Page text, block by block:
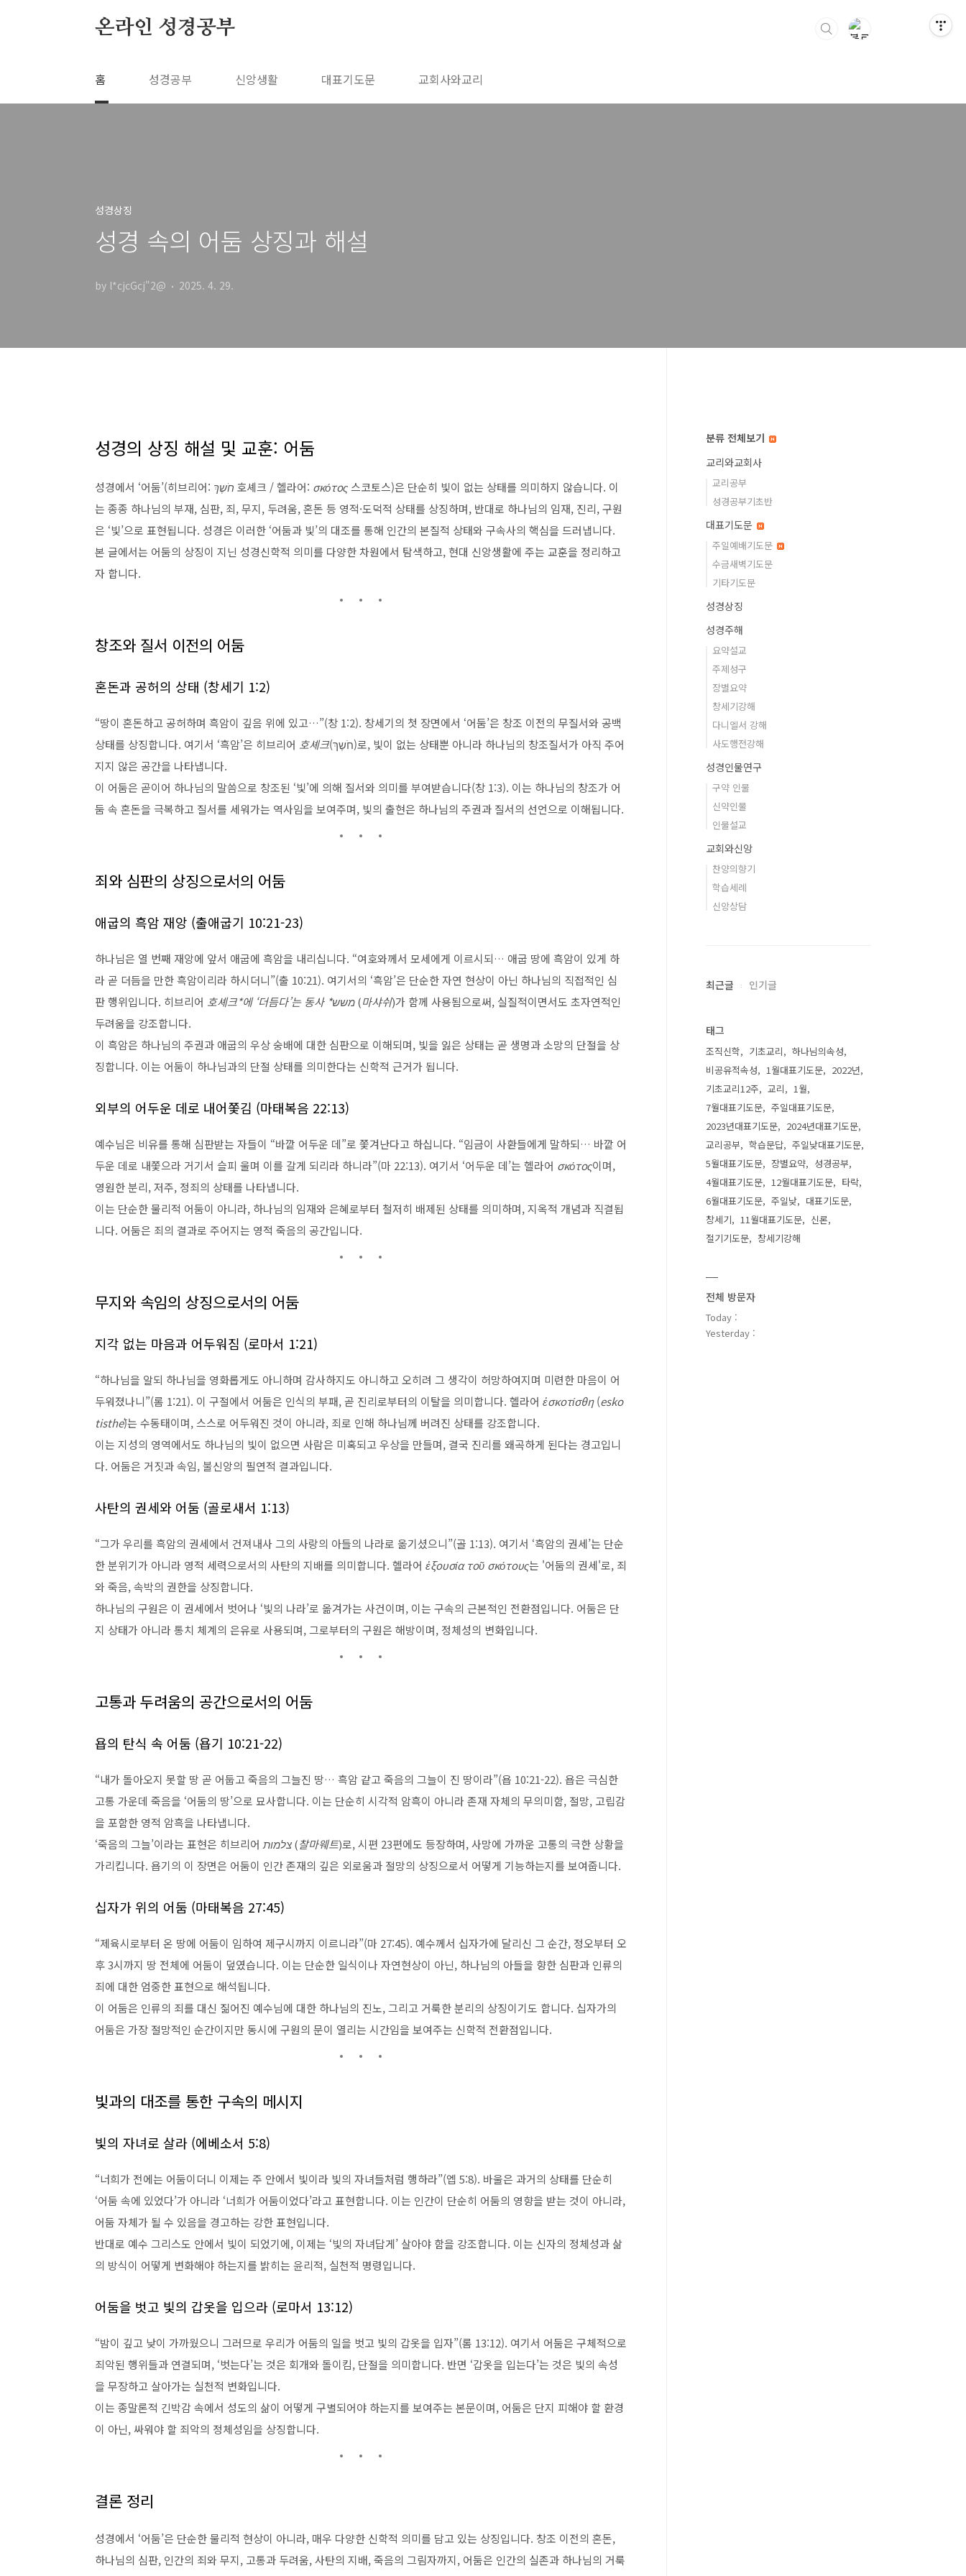
온라인 성경공부
홈 성경공부 신앙생활 대표기도문 교회사와교리
성경상징
성경 속의 어둠 상징과 해설
by l*cjcGcj"2@ 2025. 4. 29.
성경의 상징 해설 및 교훈: 어둠
성경에서 ‘어둠’(히브리어: חֹשֶךְ 호셰크 / 헬라어: σκότος스코토스)은 단순히 빛이 없는 상태를 의미하지 않습니다. 이
는 종종 하나님의 부재, 심판, 죄, 무지, 두려움, 혼돈 등 영적·도덕적 상태를 상징하며, 반대로 하나님의 임재, 진리, 구원
은 ‘빛’으로 표현됩니다. 성경은 이러한 ‘어둠과 빛’의 대조를 통해 인간의 본질적 상태와 구속사의 핵심을 드러냅니다.
본 글에서는 어둠의 상징이 지닌 성경신학적 의미를 다양한 차원에서 탐색하고, 현대 신앙생활에 주는 교훈을 정리하고
자 합니다.
창조와 질서 이전의 어둠
혼돈과 공허의 상태 (창세기 1:2)
“땅이 혼돈하고 공허하며 흑암이 깊음 위에 있고…”(창 1:2). 창세기의 첫 장면에서 ‘어둠’은 창조 이전의 무질서와 공백
상태를 상징합니다. 여기서 ‘흑암’은 히브리어 호셰크(חֹשֶךְ)로, 빛이 없는 상태뿐 아니라 하나님의 창조질서가 아직 주어
지지 않은 공간을 나타냅니다.
이 어둠은 곧이어 하나님의 말씀으로 창조된 ‘빛’에 의해 질서와 의미를 부여받습니다(창 1:3). 이는 하나님의 창조가 어
둠 속 혼돈을 극복하고 질서를 세워가는 역사임을 보여주며, 빛의 출현은 하나님의 주권과 질서의 선언으로 이해됩니다.
죄와 심판의 상징으로서의 어둠
애굽의 흑암 재앙 (출애굽기 10:21-23)
하나님은 열 번째 재앙에 앞서 애굽에 흑암을 내리십니다. “여호와께서 모세에게 이르시되… 애굽 땅에 흑암이 있게 하
라 곧 더듬을 만한 흑암이리라 하시더니”(출 10:21). 여기서의 ‘흑암’은 단순한 자연 현상이 아닌 하나님의 직접적인 심
판 행위입니다. 히브리어
호셰크*에 ‘더듬다’는 동사 *משש(마샤쉬)가 함께 사용됨으로써, 실질적이면서도 초자연적인
두려움을 강조합니다.
이 흑암은 하나님의 주권과 애굽의 우상 숭배에 대한 심판으로 이해되며, 빛을 잃은 상태는 곧 생명과 소망의 단절을 상
징합니다. 이는 어둠이 하나님과의 단절 상태를 의미한다는 신학적 근거가 됩니다.
외부의 어두운 데로 내어쫓김 (마태복음 22:13)
예수님은 비유를 통해 심판받는 자들이 “바깥 어두운 데”로 쫓겨난다고 하십니다. “임금이 사환들에게 말하되… 바깥 어
두운 데로 내쫓으라 거기서 슬피 울며 이를 갈게 되리라 하니라”(마 22:13). 여기서 ‘어두운 데’는 헬라어 σκότος이며,
영원한 분리, 저주, 정죄의 상태를 나타냅니다.
이는 단순한 물리적 어둠이 아니라, 하나님의 임재와 은혜로부터 철저히 배제된 상태를 의미하며, 지옥적 개념과 직결됩
니다. 어둠은 죄의 결과로 주어지는 영적 죽음의 공간입니다.
무지와 속임의 상징으로서의 어둠
지각 없는 마음과 어두워짐 (로마서 1:21)
“하나님을 알되 하나님을 영화롭게도 아니하며 감사하지도 아니하고 오히려 그 생각이 허망하여지며 미련한 마음이 어
두워졌나니”(롬 1:21). 이 구절에서 어둠은 인식의 부패, 곧 진리로부터의 이탈을 의미합니다. 헬라어 ἐσκοτίσθη(esko
tisthē)는 수동태이며, 스스로 어두워진 것이 아니라, 죄로 인해 하나님께 버려진 상태를 강조합니다.
이는 지성의 영역에서도 하나님의 빛이 없으면 사람은 미혹되고 우상을 만들며, 결국 진리를 왜곡하게 된다는 경고입니
다. 어둠은 거짓과 속임, 불신앙의 필연적 결과입니다.
사탄의 권세와 어둠 (골로새서 1:13)
“그가 우리를 흑암의 권세에서 건져내사 그의 사랑의 아들의 나라로 옮기셨으니”(골 1:13). 여기서 ‘흑암의 권세’는 단순
한 분위기가 아니라 영적 세력으로서의 사탄의 지배를 의미합니다. 헬라어 ἐξουσία τοῦ σκότους는 '어둠의 권세'로, 죄
와 죽음, 속박의 권한을 상징합니다.
하나님의 구원은 이 권세에서 벗어나 ‘빛의 나라’로 옮겨가는 사건이며, 이는 구속의 근본적인 전환점입니다. 어둠은 단
지 상태가 아니라 통치 체계의 은유로 사용되며, 그로부터의 구원은 해방이며, 정체성의 변화입니다.
고통과 두려움의 공간으로서의 어둠
욥의 탄식 속 어둠 (욥기 10:21-22)
“내가 돌아오지 못할 땅 곧 어둡고 죽음의 그늘진 땅… 흑암 같고 죽음의 그늘이 진 땅이라”(욥 10:21-22). 욥은 극심한
고통 가운데 죽음을 ‘어둠의 땅’으로 묘사합니다. 이는 단순히 시각적 암흑이 아니라 존재 자체의 무의미함, 절망, 고립감
을 포함한 영적 암흑을 나타냅니다.
‘죽음의 그늘’이라는 표현은 히브리어 צלמות(찰마웨트)로, 시편 23편에도 등장하며, 사망에 가까운 고통의 극한 상황을
가리킵니다. 욥기의 이 장면은 어둠이 인간 존재의 깊은 외로움과 절망의 상징으로서 어떻게 기능하는지를 보여줍니다.
십자가 위의 어둠 (마태복음 27:45)
“제육시로부터 온 땅에 어둠이 임하여 제구시까지 이르니라”(마 27:45). 예수께서 십자가에 달리신 그 순간, 정오부터 오
후 3시까지 땅 전체에 어둠이 덮였습니다. 이는 단순한 일식이나 자연현상이 아닌, 하나님의 아들을 향한 심판과 인류의
죄에 대한 엄중한 표현으로 해석됩니다.
이 어둠은 인류의 죄를 대신 짊어진 예수님에 대한 하나님의 진노, 그리고 거룩한 분리의 상징이기도 합니다. 십자가의
어둠은 가장 절망적인 순간이지만 동시에 구원의 문이 열리는 시간임을 보여주는 신학적 전환점입니다.
빛과의 대조를 통한 구속의 메시지
빛의 자녀로 살라 (에베소서 5:8)
“너희가 전에는 어둠이더니 이제는 주 안에서 빛이라 빛의 자녀들처럼 행하라”(엡 5:8). 바울은 과거의 상태를 단순히
‘어둠 속에 있었다’가 아니라 ‘너희가 어둠이었다’라고 표현합니다. 이는 인간이 단순히 어둠의 영향을 받는 것이 아니라,
어둠 자체가 될 수 있음을 경고하는 강한 표현입니다.
반대로 예수 그리스도 안에서 빛이 되었기에, 이제는 ‘빛의 자녀답게’ 살아야 함을 강조합니다. 이는 신자의 정체성과 삶
의 방식이 어떻게 변화해야 하는지를 밝히는 윤리적, 실천적 명령입니다.
어둠을 벗고 빛의 갑옷을 입으라 (로마서 13:12)
“밤이 깊고 낮이 가까웠으니 그러므로 우리가 어둠의 일을 벗고 빛의 갑옷을 입자”(롬 13:12). 여기서 어둠은 구체적으로
죄악된 행위들과 연결되며, ‘벗는다’는 것은 회개와 돌이킴, 단절을 의미합니다. 반면 ‘갑옷을 입는다’는 것은 빛의 속성
을 무장하고 살아가는 실천적 변화입니다.
이는 종말론적 긴박감 속에서 성도의 삶이 어떻게 구별되어야 하는지를 보여주는 본문이며, 어둠은 단지 피해야 할 환경
이 아닌, 싸워야 할 죄악의 정체성임을 상징합니다.
결론 정리
성경에서 ‘어둠’은 단순한 물리적 현상이 아니라, 매우 다양한 신학적 의미를 담고 있는 상징입니다. 창조 이전의 혼돈,
하나님의 심판, 인간의 죄와 무지, 고통과 두려움, 사탄의 지배, 죽음의 그림자까지, 어둠은 인간의 실존과 하나님의 거룩
분류 전체보기
교리와교회사
교리공부
성경공부기초반
대표기도문
주일예배기도문
수금새벽기도문
기타기도문
성경상징
성경주해
요약설교
주제성구
장별요약
창세기강해
다니엘서 강해
사도행전강해
성경인물연구
구약 인물
신약인물
인물설교
교회와신앙
찬양의향기
학습세례
신앙상담
최근글 인기글
태그
조직신학 기초교리
하나님의속성
비공유적속성
1월대표기도문
2022년
기초교리12주
교리
1월
7월대표기도문
주일대표기도문
2023년대표기도문
2024년대표기도문
교리공부
학습문답
주일낮대표기도문
5월대표기도문
장별요약
성경공부
4월대표기도문
12월대표기도문
타락
6월대표기도문
주일낮
대표기도문
창세기
11월대표기도문
신론
절기기도문
창세기강해
전체 방문자
Today :
Yesterday :